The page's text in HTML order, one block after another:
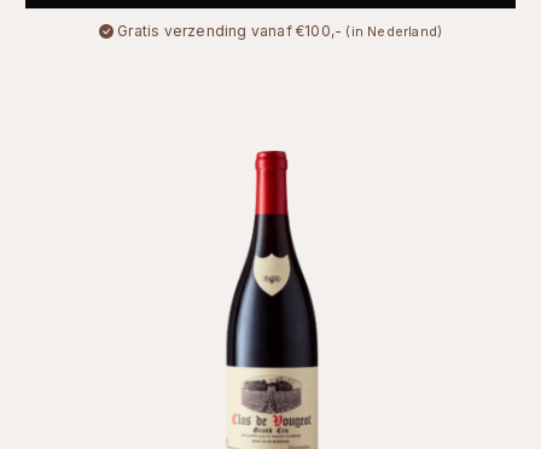
Gratis verzending vanaf €100,- (in Nederland)